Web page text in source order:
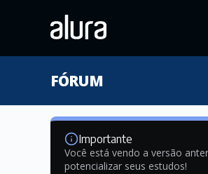
FÓRUM
Importante
Você está vendo a versão
potencializar seus estudos!